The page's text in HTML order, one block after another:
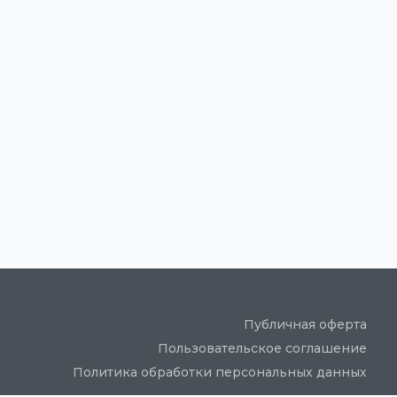
Публичная оферта
Пользовательское соглашение
Политика обработки персональных данных